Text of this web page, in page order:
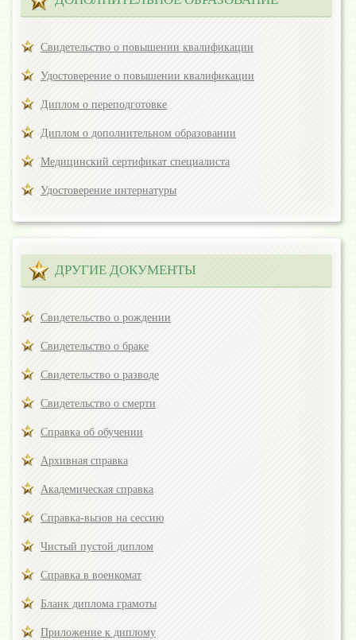
Свидетельство о повышении квалификации
Удостоверение о повышении квалификации
Диплом о переподготовке
Диплом о дополнительном образовании
Медицинский сертификат специалиста
Удостоверение интернатуры
ДРУГИЕ ДОКУМЕНТЫ
Свидетельство о рождении
Свидетельство о браке
Свидетельство о разводе
Свидетельство о смерти
Справка об обучении
Архивная справка
Академическая справка
Справка-вызов на сессию
Чистый пустой диплом
Справка в военкомат
Бланк диплома грамоты
Приложение к диплому